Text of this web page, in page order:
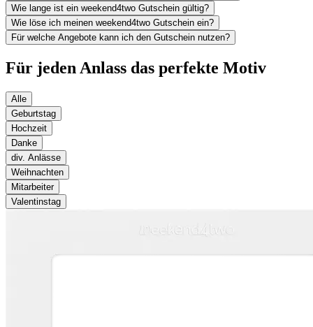
Wie lange ist ein weekend4two Gutschein gültig?
Wie löse ich meinen weekend4two Gutschein ein?
Für welche Angebote kann ich den Gutschein nutzen?
Für jeden Anlass das perfekte Motiv
Alle
Geburtstag
Hochzeit
Danke
div. Anlässe
Weihnachten
Mitarbeiter
Valentinstag